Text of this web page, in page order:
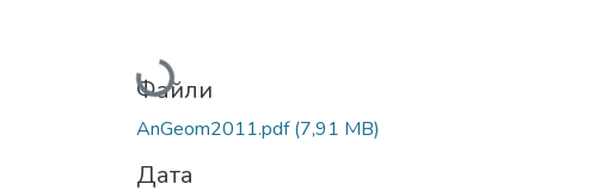
Вантажиться...
Файли
AnGeom2011.pdf(7,91 MB)
Дата